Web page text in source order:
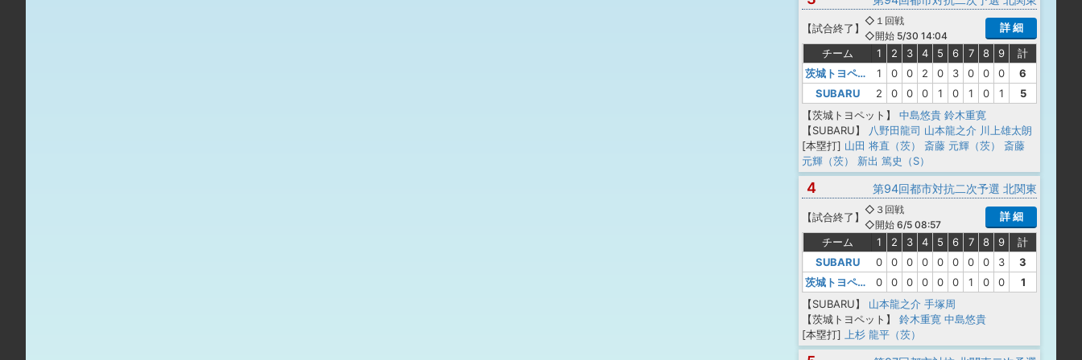
【試合終了 】
◇１回戦
◇開始 5/30 14:04
詳 細
チーム 1 2 3 4 5 6 7 8 9
計
茨城トヨペット
1 0 0 2 0 3 0 0 0
6
SUBARU
2 0 0 0 1 0 1 0 1
5
【茨城トヨペット】
中島悠貴 鈴木重寛
【SUBARU】
八野田龍司 山本龍之介 川上雄太朗
[本塁打] 山田 将直（茨） 斎藤 元輝（茨）
斎藤
元輝（茨）
新出 篤史（S）
4 第94回都市対抗二次予選 北関東
【試合終了 】
◇３回戦
◇開始 6/5 08:57
詳 細
チーム 1 2 3 4 5 6 7 8 9
計
SUBARU
0 0 0 0 0 0 0 0 3
3
茨城トヨペット
0 0 0 0 0 0 1 0 0
1
【SUBARU】
山本龍之介 手塚周
【茨城トヨペット】
鈴木重寛 中島悠貴
[本塁打]
上杉 龍平（茨）